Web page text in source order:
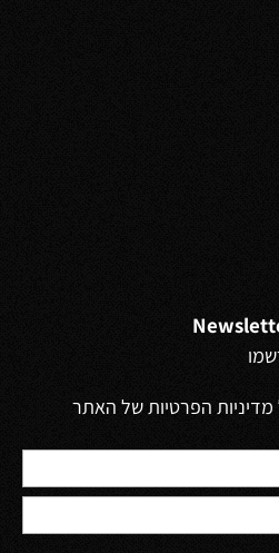
הפרטיות של האתר